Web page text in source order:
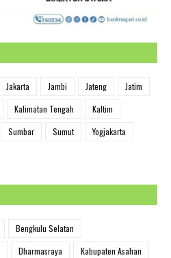
Jakarta Jambi Jateng
Jatim
Kalimatan Tengah
Kaltim
Sumbar Sumut
Yogjakarta
Bengkulu Selatan
Dharmasraya
Kabupaten Asahan